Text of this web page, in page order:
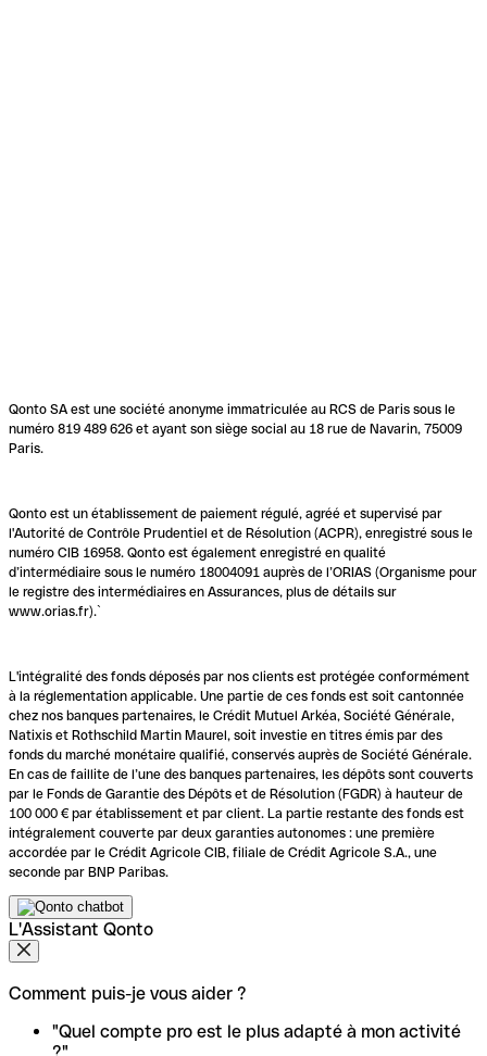
Qonto SA est une société anonyme immatriculée au RCS de Paris sous le
numéro 819 489 626 et ayant son siège social au 18 rue de Navarin, 75009
Paris.
Qonto est un établissement de paiement régulé, agréé et supervisé par
l'Autorité de Contrôle Prudentiel et de Résolution (ACPR), enregistré sous le
numéro CIB 16958. Qonto est également enregistré en qualité
d’intermédiaire sous le numéro 18004091 auprès de l’ORIAS (Organisme pour
le registre des intermédiaires en Assurances, plus de détails sur
www.orias.fr).`
L'intégralité des fonds déposés par nos clients est protégée conformément
à la réglementation applicable. Une partie de ces fonds est soit cantonnée
chez nos banques partenaires, le Crédit Mutuel Arkéa, Société Générale,
Natixis et Rothschild Martin Maurel, soit investie en titres émis par des
fonds du marché monétaire qualifié, conservés auprès de Société Générale.
En cas de faillite de l’une des banques partenaires, les dépôts sont couverts
par le Fonds de Garantie des Dépôts et de Résolution (FGDR) à hauteur de
100 000 € par établissement et par client. La partie restante des fonds est
intégralement couverte par deux garanties autonomes : une première
accordée par le Crédit Agricole CIB, filiale de Crédit Agricole S.A., une
seconde par BNP Paribas.
L'Assistant Qonto
Comment puis-je vous aider ?
"Quel compte pro est le plus adapté à mon activité